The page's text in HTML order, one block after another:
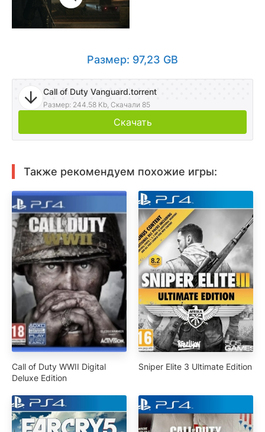
Размер: 97,23 GB
Call of Duty Vanguard.torrent
Размер: 244.58 Kb, Скачали 85
Скачать
Также рекомендуем похожие игры:
Call of Duty WWII Digital
Deluxe Edition
Sniper Elite 3 Ultimate Edition